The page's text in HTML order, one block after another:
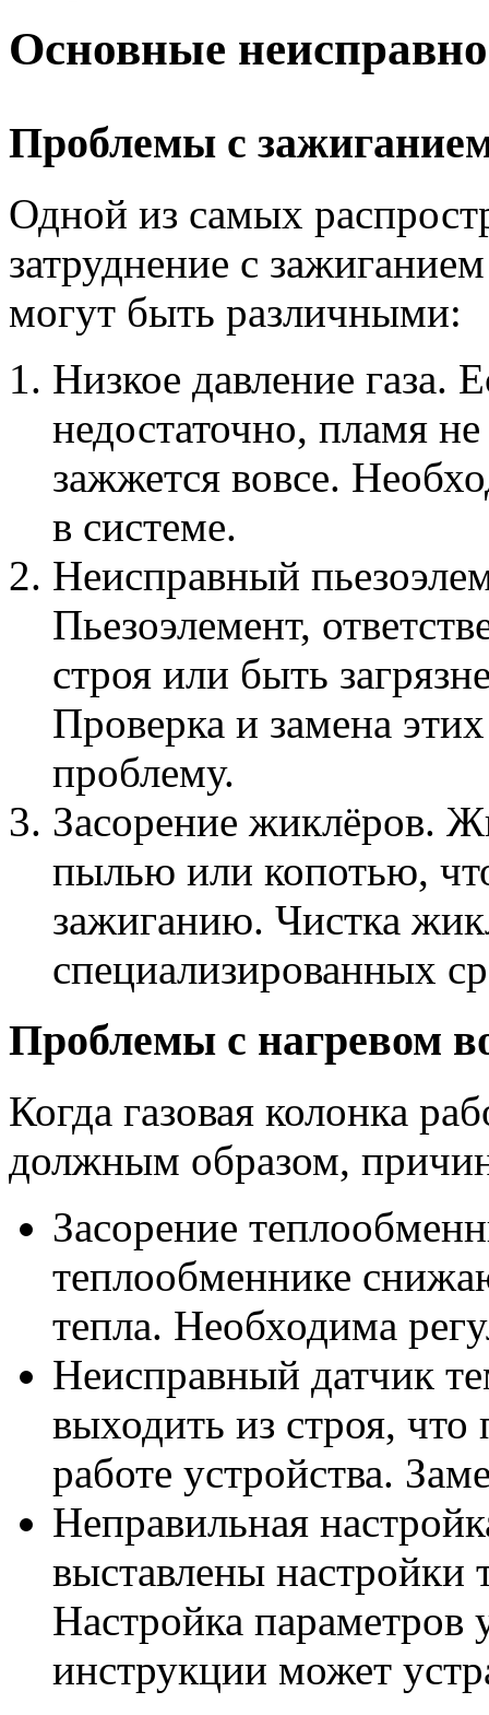
Основные
Проблемы с
Одной из самых
затруднение с
могут быть различными:
Низкое давление газа.
недостаточно, пламя
зажжется вовсе.
в системе.
Неисправный
Пьезоэлемент,
строя или быть
Проверка и замена
проблему.
Засорение жиклёров.
пылью или копотью,
зажиганию. Чистка
специализированных
Проблемы с нагревом
Когда газовая колонка
должным образом,
Засорение
теплообменнике
тепла. Необходима
Неисправный датчик
выходить из строя,
работе устройства.
Неправильная
выставлены
Настройка параметров
инструкции может